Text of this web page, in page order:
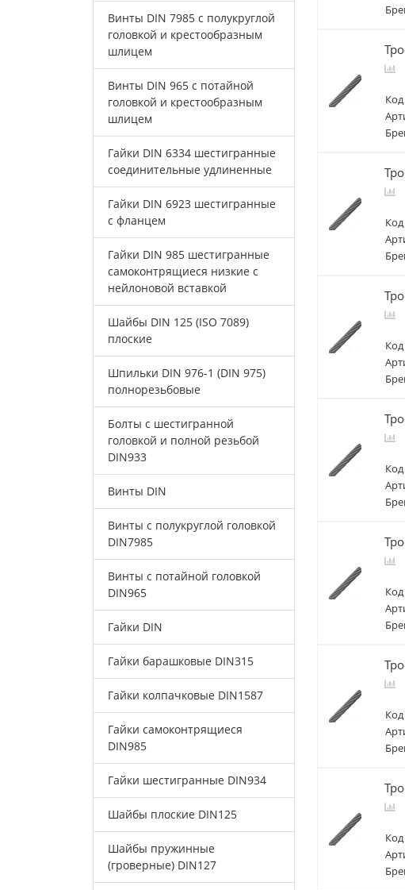
Код
Код
Код
Код
Код
Код
Код
Винты DIN 7985 с полукруглой
головкой и крестообразным
шлицем
Винты DIN 965 с потайной
головкой и крестообразным
шлицем
Гайки DIN 6334 шестигранные
соединительные удлиненные
Гайки DIN 6923 шестигранные
с фланцем
Гайки DIN 985 шестигранные
самоконтрящиеся низкие с
нейлоновой вставкой
Шайбы DIN 125 (ISO 7089)
плоские
Шпильки DIN 976-1 (DIN 975)
полнорезьбовые
Болты с шестигранной
головкой и полной резьбой
DIN933
Винты DIN
Винты с полукруглой головкой
DIN7985
Винты с потайной головкой
DIN965
Гайки DIN
Гайки барашковые DIN315
Гайки колпачковые DIN1587
Гайки самоконтрящиеся
DIN985
Гайки шестигранные DIN934
Шайбы плоские DIN125
Шайбы пружинные
(гроверные) DIN127